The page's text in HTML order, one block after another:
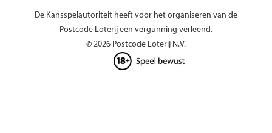
De Kansspelautoriteit heeft voor het organiseren van de
Postcode Loterij een vergunning verleend.
© 2026 Postcode Loterij N.V.